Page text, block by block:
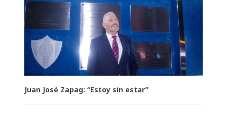
Juan José Zapag: “Estoy sin estar”